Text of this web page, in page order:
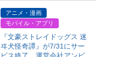
アニメ・漫画
モバイル・アプリ
『文豪ストレイドッグス 迷
ヰ犬怪奇譚』が7/31にサー